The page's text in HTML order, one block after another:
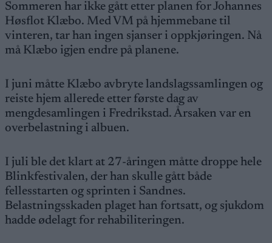
Sommeren har ikke gått etter planen for Johannes
Høsflot Klæbo. Med VM på hjemmebane til
vinteren, tar han ingen sjanser i oppkjøringen. Nå
må Klæbo igjen endre på planene.
I juni måtte Klæbo avbryte landslagssamlingen og
reiste hjem allerede etter første dag av
mengdesamlingen i Fredrikstad. Årsaken var en
overbelastning i albuen.
I juli ble det klart at 27-åringen måtte droppe hele
Blinkfestivalen, der han skulle gått både
fellesstarten og sprinten i Sandnes.
Belastningsskaden plaget han fortsatt, og sjukdom
hadde ødelagt for rehabiliteringen.